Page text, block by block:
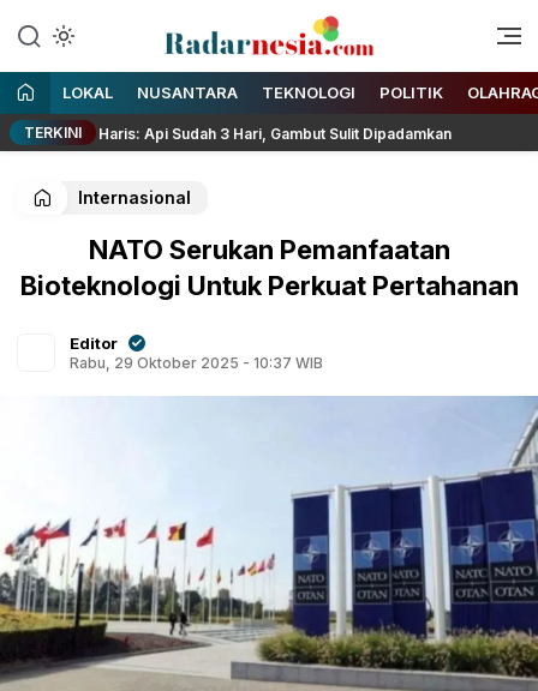
Radarnesia
Enak Dibaca
LOKAL NUSANTARA TEKNOLOGI POLITIK
TERKINI
Haris: Api Sudah 3 Hari, Gambut Sulit Dipadamkan
Internasional
NATO Serukan Pemanfaatan
Bioteknologi Untuk Perkuat Pertahanan
Editor
Rabu, 29 Oktober 2025 - 10:37 WIB